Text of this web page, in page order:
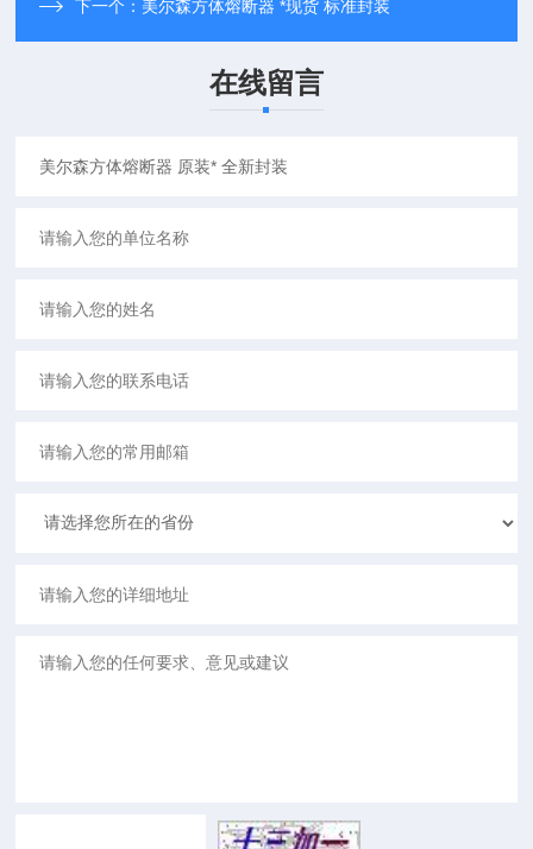
下一个： 美尔森方体熔断器 *现货 标准封装
在线留言